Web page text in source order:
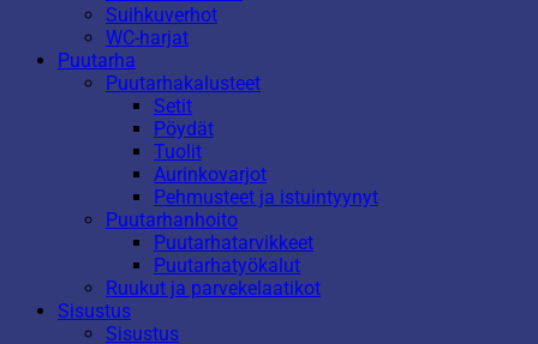
Suihkuverhot
WC-harjat
Puutarha
Puutarhakalusteet
Setit
Pöydät
Tuolit
Aurinkovarjot
Pehmusteet ja istuintyynyt
Puutarhanhoito
Puutarhatarvikkeet
Puutarhatyökalut
Ruukut ja parvekelaatikot
Sisustus
Sisustus